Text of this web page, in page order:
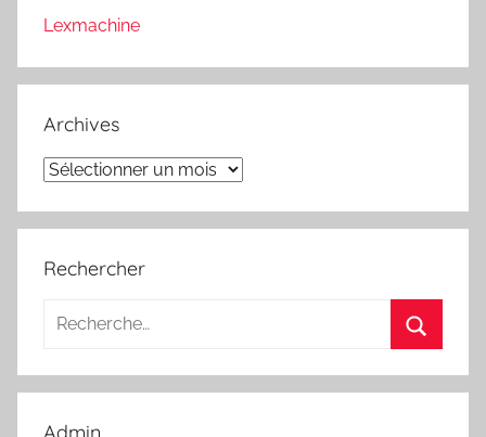
Lexmachine
Archives
Archives
Rechercher
Recherche
:
Admin